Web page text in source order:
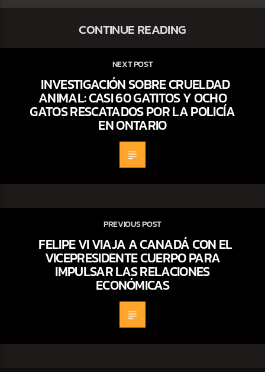
CONTINUE READING
NEXT POST
INVESTIGACIÓN SOBRE CRUELDAD
ANIMAL: CASI 60 GATITOS Y OCHO
GATOS RESCATADOS POR LA POLICÍA
EN ONTARIO
PREVIOUS POST
FELIPE VI VIAJA A CANADÁ CON EL
VICEPRESIDENTE CUERPO PARA
IMPULSAR LAS RELACIONES
ECONÓMICAS